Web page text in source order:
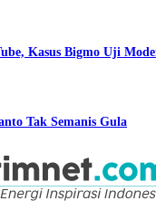
Kasus Bigmo Uji
Tak Semanis Gula